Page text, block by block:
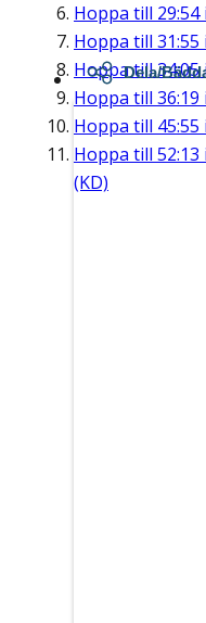
Hoppa till 29:54
Hoppa till 31:55
Hoppa till34:05
Hoppa till 36:19
Hoppa till 45:55
Hoppa till 52:13
(KD)
Dela/